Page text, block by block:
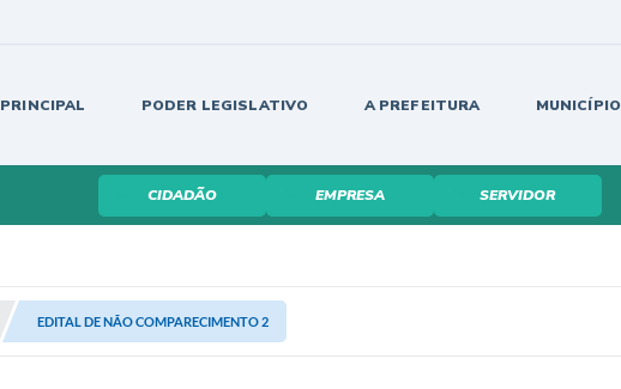
PRINCIPAL PODER LEGISLATIVO A PREFEITURA MUNICÍPIO
CIDADÃO EMPRESA SERVIDOR
EDITAL DE NÃO COMPARECIMENTO 2